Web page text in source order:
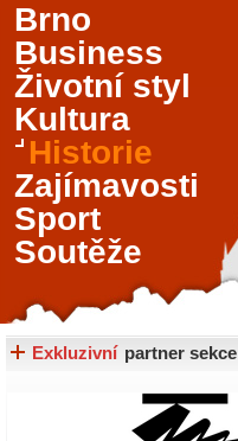
Brno
Business
Životní styl
Kultura
Historie
Zajímavosti
Sport
Soutěže
Exkluzivní partner sekce